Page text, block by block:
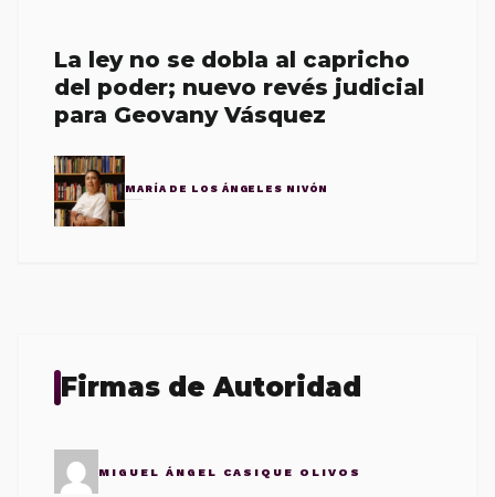
La ley no se dobla al capricho
del poder; nuevo revés judicial
para Geovany Vásquez
MARÍA DE LOS ÁNGELES NIVÓN
Firmas de Autoridad
MIGUEL ÁNGEL CASIQUE OLIVOS